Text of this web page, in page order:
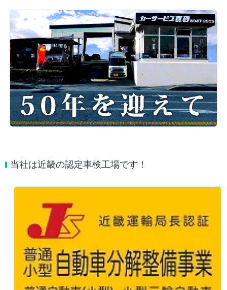
当社は近畿の認定車検工場です！